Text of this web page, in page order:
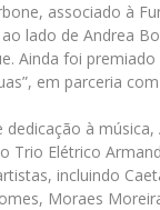
associado à
lado de Andrea
Ainda foi
em parceria
dedicação à
Trio Elétrico
incluindo
Moraes